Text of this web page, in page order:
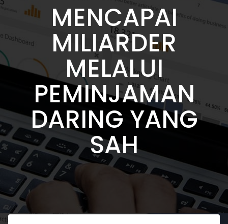
MENCAPAI
MILIARDER
MELALUI
PEMINJAMAN
DARING YANG
SAH